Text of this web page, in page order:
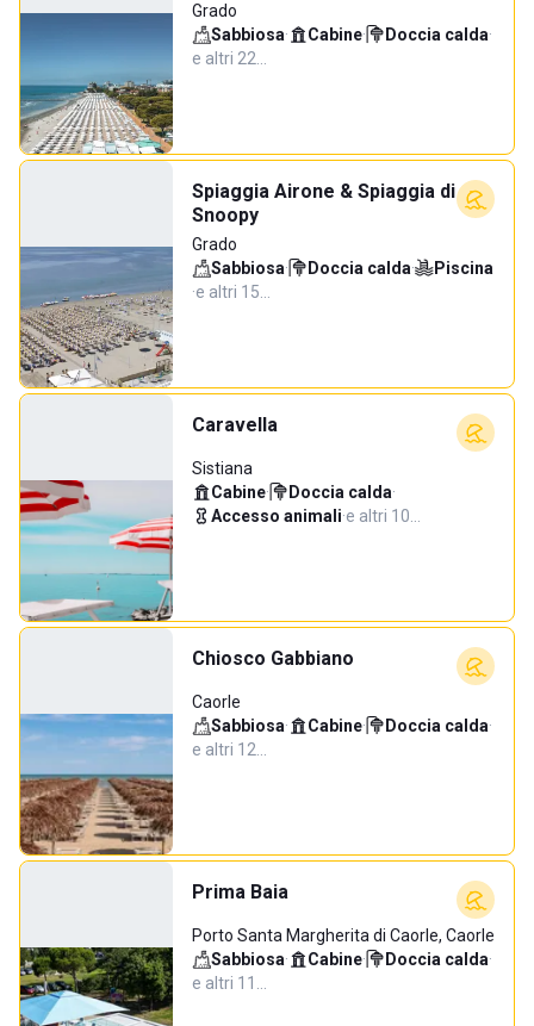
Grado
Sabbiosa· Cabine· Doccia calda·
e altri 22…
Spiaggia Airone & Spiaggia di
Snoopy
Grado
Sabbiosa· Doccia calda·
Piscina
·e altri 15…
Caravella
Sistiana
Cabine· Doccia calda·
Accesso animali·e altri 10…
Chiosco Gabbiano
Caorle
Sabbiosa· Cabine· Doccia calda·
e altri 12…
Prima Baia
Porto Santa Margherita di Caorle, Caorle
Sabbiosa· Cabine· Doccia calda·
e altri 11…